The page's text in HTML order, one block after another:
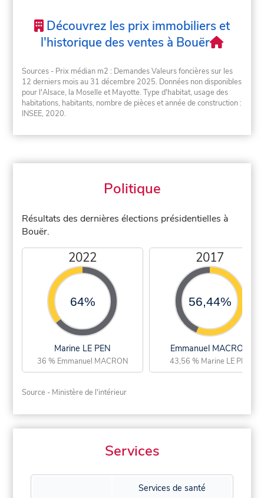
Découvrez les prix immobiliers et
l'historique des ventes à Bouër
Sources - Prix médian m2 : Demandes Valeurs foncières sur les
12 derniers mois au 31 décembre 2025. Données non disponibles
pour l'Alsace, la Moselle et Mayotte. Type d'habitat, usage des
habitations, habitants, nombre de pièces et année de construction :
INSEE, 2020.
Politique
Résultats des dernières élections présidentielles à
Bouër.
2022
64%
Marine LE PEN
36 % Emmanuel MACRON
2017
56,44%
Emmanuel MACRON
43,56 % Marine LE PEN
Source - Ministère de l'intérieur
Services
Services de santé